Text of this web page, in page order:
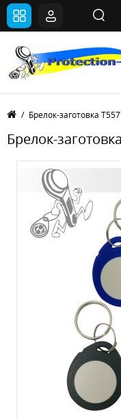
Брелок-заготовка
Брелок-